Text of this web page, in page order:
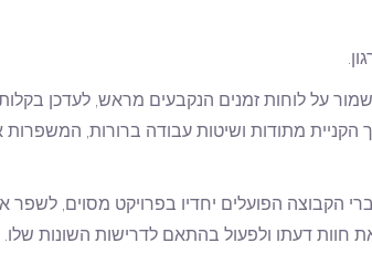
על לוחות זמנים הנקבעים מראש, לעדכן
הקניית מתודות ושיטות עבודה ברורות,
הקבוצה הפועלים יחדיו בפרויקט מסוים,
חוות דעתו ולפעול בהתאם לדרישות השונות שלו.